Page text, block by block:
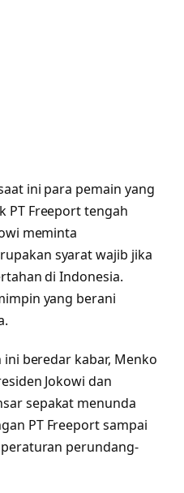
ini para pemain yang
PT Freeport tengah
meminta
syarat wajib jika
di Indonesia.
yang berani
beredar kabar, Menko
Jokowi dan
sepakat menunda
PT Freeport sampai
perundang-